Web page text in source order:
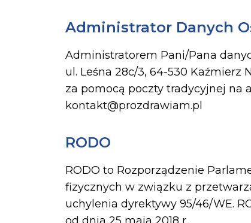
Administrator Danych
Administratorem Pani/Pana
ul. Leśna 28c/3, 64-530 Kaźmierz
za pomocą poczty tradycyjnej na
kontakt@prozdrawiam.pl
RODO
RODO to Rozporządzenie
fizycznych w związku z
uchylenia dyrektywy 95/46/WE.